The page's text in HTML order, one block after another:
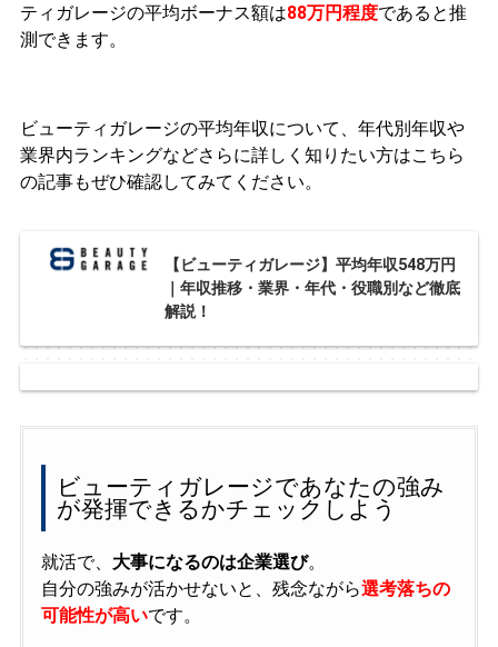
ティガレージの平均ボーナス額は88万円程度であると推
測できます。
ビューティガレージの平均年収について、年代別年収や
業界内ランキングなどさらに詳しく知りたい方はこちら
の記事もぜひ確認してみてください。
【ビューティガレージ】平均年収548万円
｜年収推移・業界・年代・役職別など徹底
解説！
ビューティガレージであなたの強み
が発揮できるかチェックしよう
就活で、 大事になるのは企業選び。
自分の強みが活かせないと、残念ながら選考落ちの
可能性が高いです。